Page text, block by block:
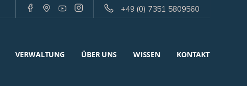
+49 (0) 7351 5809560
VERWALTUNG ÜBER UNS WISSEN KONTAKT